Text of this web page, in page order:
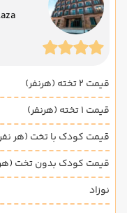
قیمت 2 تخته (هرنفر)
قیمت 1 تخته (هرنفر)
قیمت کودک با تخت (هر
قیمت کودک بدون تخت
نوزاد